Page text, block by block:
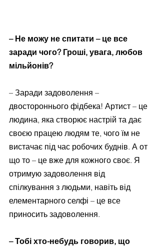
– Не можу не спитати – це все
заради чого? Гроші, увага, любов
мільйонів?
– Заради задоволення –
двостороннього фідбека! Артист – це
людина, яка створює настрій та дає
своєю працею людям те, чого їм не
вистачає під час робочих буднів. А от
що то – це вже для кожного своє. Я
отримую задоволення від
спілкування з людьми, навіть від
елементарного селфі – це все
приносить задоволення.
– Тобі хто-небудь говорив, що